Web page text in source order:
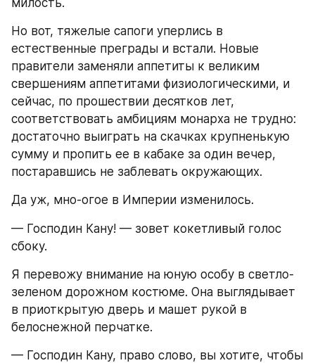
милость.
Но вот, тяжелые сапоги уперлись в
естественные преграды и встали. Новые
правители заменяли аппетиты к великим
свершениям аппетитами физиологическими, и
сейчас, по прошествии десятков лет,
соответствовать амбициям монарха не трудно:
достаточно выиграть на скачках крупненькую
сумму и пропить ее в кабаке за один вечер,
постаравшись не заблевать окружающих.
Да уж, мно-огое в Империи изменилось.
— Господин Кану! — зовет кокетливый голос
сбоку.
Я перевожу внимание на юную особу в светло-
зеленом дорожном костюме. Она выглядывает
в приоткрытую дверь и машет рукой в
белоснежной перчатке.
— Господин Кану, право слово, вы хотите, чтобы